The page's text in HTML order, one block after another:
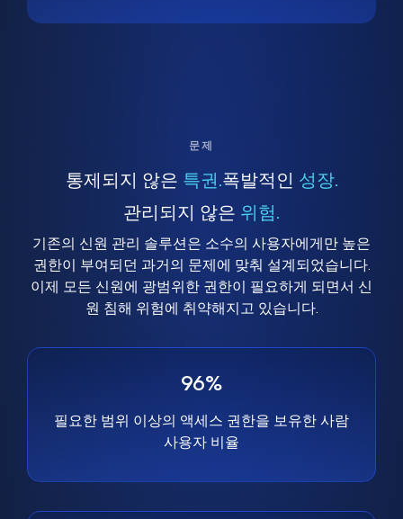
문제
통제되지 않은 특권. 폭발적인 성장.
관리되지 않은 위험.
기존의 신원 관리 솔루션은 소수의 사용자에게만 높은
권한이 부여되던 과거의 문제에 맞춰 설계되었습니다.
이제 모든 신원에 광범위한 권한이 필요하게 되면서 신
원 침해 위험에 취약해지고 있습니다.
96%
필요한 범위 이상의 액세스 권한을 보유한 사람
사용자 비율